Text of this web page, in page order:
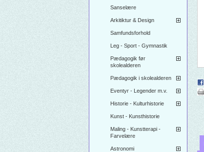
Sanselære
Arkitiktur & Design
Samfundsforhold
Leg - Sport - Gymnastik
Pædagogik før
skolealderen
Pædagogik i skolealderen
Eventyr - Legender m.v.
Historie - Kulturhistorie
Kunst - Kunsthistorie
Maling - Kunstterapi -
Farvelære
Astronomi